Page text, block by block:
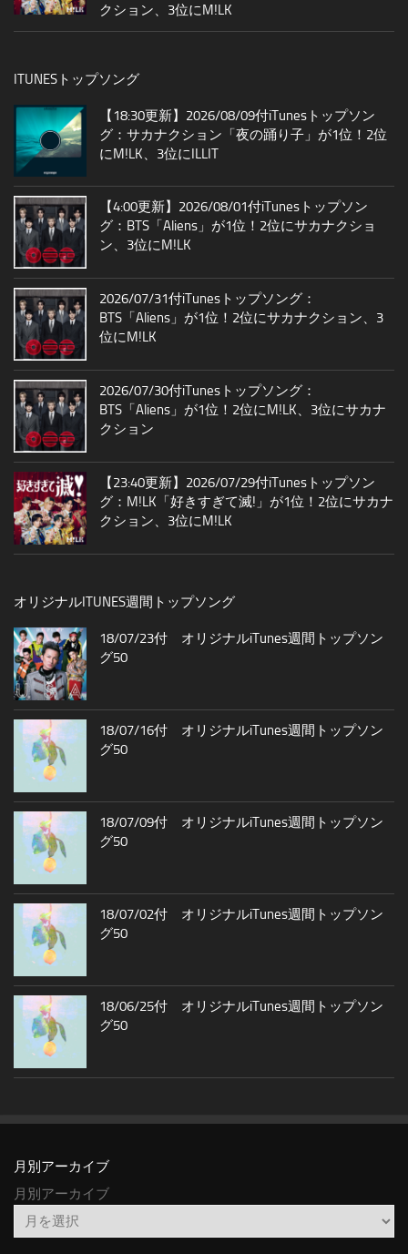
クション、3位にM!LK
ITUNESトップソング
【18:30更新】2026/08/09付iTunesトップソン
グ：サカナクション「夜の踊り子」が1位！2位
にM!LK、3位にILLIT
【4:00更新】2026/08/01付iTunesトップソン
グ：BTS「Aliens」が1位！2位にサカナクショ
ン、3位にM!LK
2026/07/31付iTunesトップソング：
BTS「Aliens」が1位！2位にサカナクション、3
位にM!LK
2026/07/30付iTunesトップソング：
BTS「Aliens」が1位！2位にM!LK、3位にサカナ
クション
【23:40更新】2026/07/29付iTunesトップソン
グ：M!LK「好きすぎて滅!」が1位！2位にサカナ
クション、3位にM!LK
オリジナルITUNES週間トップソング
18/07/23付 オリジナルiTunes週間トップソン
グ50
18/07/16付 オリジナルiTunes週間トップソン
グ50
18/07/09付 オリジナルiTunes週間トップソン
グ50
18/07/02付 オリジナルiTunes週間トップソン
グ50
18/06/25付 オリジナルiTunes週間トップソン
グ50
月別アーカイブ
月別アーカイブ